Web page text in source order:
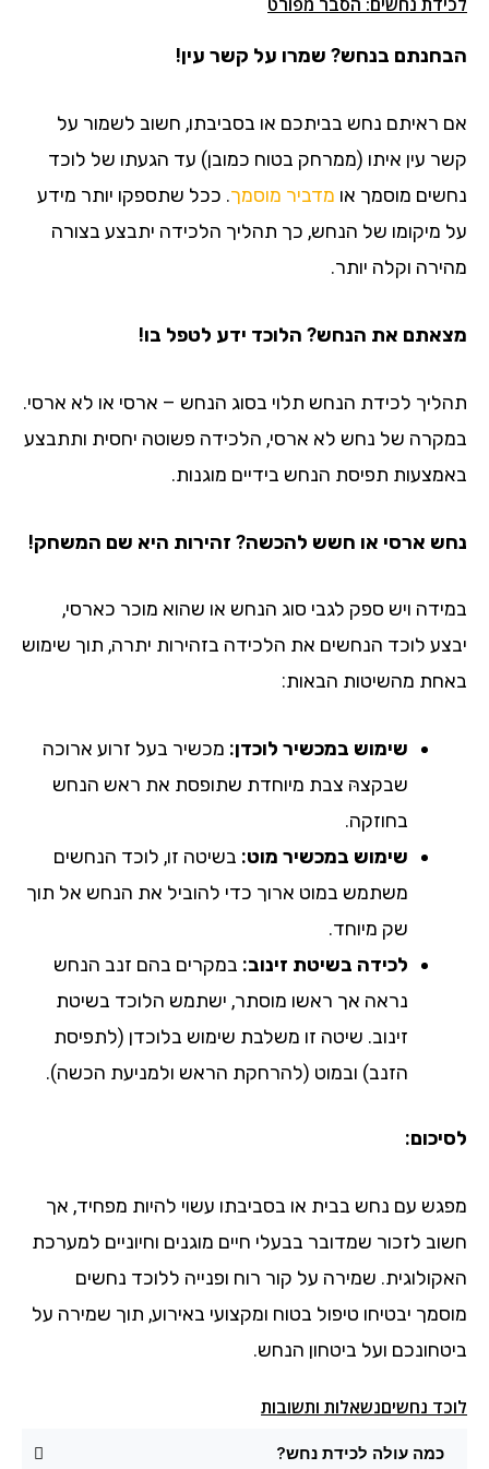
הבחנתם בנחש? שמרו על קשר עין!
אם ראיתם נחש בביתכם או בסביבתו, חשוב לשמור על
קשר עין איתו (ממרחק בטוח כמובן) עד הגעתו של לוכד
נחשים מוסמך או מדביר מוסמך. ככל שתספקו יותר מידע
על מיקומו של הנחש, כך תהליך הלכידה יתבצע בצורה
מהירה וקלה יותר.
מצאתם את הנחש? הלוכד ידע לטפל בו!
תהליך לכידת הנחש תלוי בסוג הנחש – ארסי או לא ארסי.
במקרה של נחש לא ארסי, הלכידה פשוטה יחסית ותתבצע
באמצעות תפיסת הנחש בידיים מוגנות.
נחש ארסי או חשש להכשה? זהירות היא שם המשחק!
במידה ויש ספק לגבי סוג הנחש או שהוא מוכר כארסי,
יבצע לוכד הנחשים את הלכידה בזהירות יתרה, תוך שימוש
באחת מהשיטות הבאות:
שימוש במכשיר לוכדן: מכשיר בעל זרוע ארוכה
שבקצהּ צבת מיוחדת שתופסת את ראש הנחש
בחוזקה.
שימוש במכשיר מוט: בשיטה זו, לוכד הנחשים
משתמש במוט ארוך כדי להוביל את הנחש אל תוך
שק מיוחד.
לכידה בשיטת זינוב: במקרים בהם זנב הנחש
נראה אך ראשו מוסתר, ישתמש הלוכד בשיטת
זינוב. שיטה זו משלבת שימוש בלוכדן (לתפיסת
הזנב) ובמוט (להרחקת הראש ולמניעת הכשה).
לסיכום:
מפגש עם נחש בבית או בסביבתו עשוי להיות מפחיד, אך
חשוב לזכור שמדובר בבעלי חיים מוגנים וחיוניים למערכת
האקולוגית. שמירה על קור רוח ופנייה ללוכד נחשים
מוסמך יבטיחו טיפול בטוח ומקצועי באירוע, תוך שמירה על
ביטחונכם ועל ביטחון הנחש.
לוכד נחשיםנשאלות ותשובות
כמה עולה לכידת נחש?